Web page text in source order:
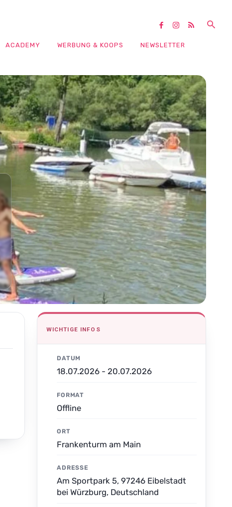
ACADEMY WERBUNG & KOOPS NEWSLETTER
WICHTIGE INFOS
DATUM
18.07.2026 - 20.07.2026
FORMAT
Offline
ORT
Frankenturm am Main
ADRESSE
Am Sportpark 5, 97246 Eibelstadt
bei Würzburg, Deutschland